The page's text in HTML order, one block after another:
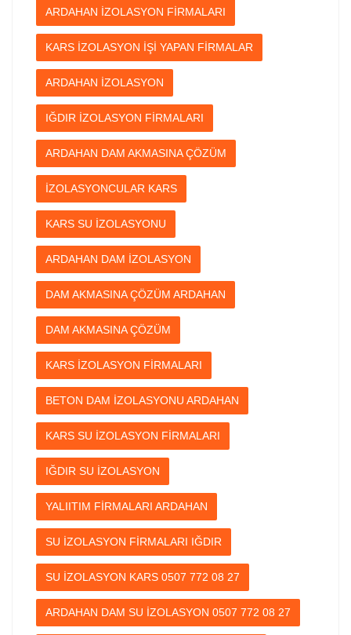
ARDAHAN İZOLASYON FİRMALARI
KARS İZOLASYON İŞİ YAPAN FİRMALAR
ARDAHAN İZOLASYON
IĞDIR İZOLASYON FİRMALARI
ARDAHAN DAM AKMASINA ÇÖZÜM
İZOLASYONCULAR KARS
KARS SU İZOLASYONU
ARDAHAN DAM İZOLASYON
DAM AKMASINA ÇÖZÜM ARDAHAN
DAM AKMASINA ÇÖZÜM
KARS İZOLASYON FİRMALARI
BETON DAM İZOLASYONU ARDAHAN
KARS SU İZOLASYON FİRMALARI
IĞDIR SU İZOLASYON
YALIITIM FİRMALARI ARDAHAN
SU İZOLASYON FİRMALARI IĞDIR
SU İZOLASYON KARS 0507 772 08 27
ARDAHAN DAM SU İZOLASYON 0507 772 08 27